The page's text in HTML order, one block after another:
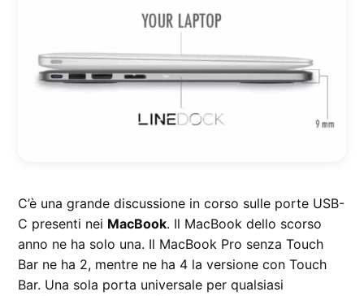
C’è una grande discussione in corso sulle porte USB-
C presenti nei MacBook. Il MacBook dello scorso
anno ne ha solo una. Il MacBook Pro senza Touch
Bar ne ha 2, mentre ne ha 4 la versione con Touch
Bar. Una sola porta universale per qualsiasi